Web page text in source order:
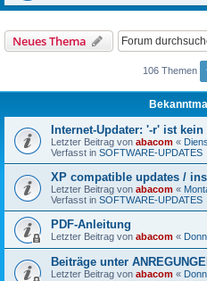
Neues Thema
106 Themen
Internet-Updater: '-r' ist
Letzter Beitrag von abacom «
Verfasst in SOFTWARE-UPDATES
XP compatible updates /
Letzter Beitrag von abacom «
Verfasst in SOFTWARE-UPDATES
PDF-Anleitung
Letzter Beitrag von abacom «
Beiträge unter
Letzter Beitrag von abacom «